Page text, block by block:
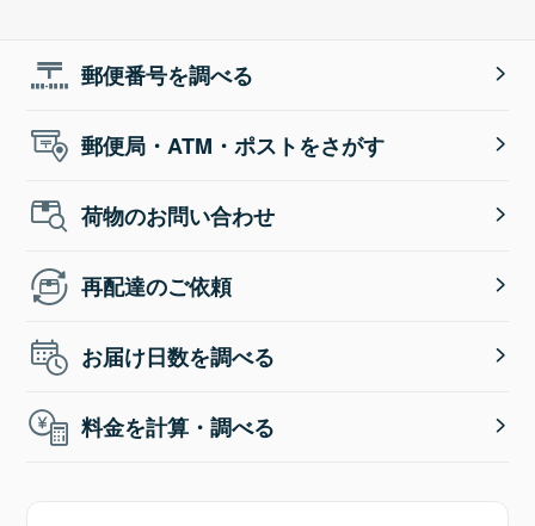
郵便番号を調べる
郵便局・ATM・ポストをさがす
荷物のお問い合わせ
再配達のご依頼
お届け日数を調べる
料金を計算・調べる